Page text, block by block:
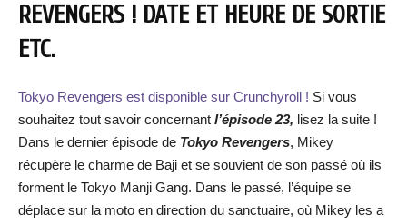
REVENGERS ! DATE ET HEURE DE SORTIE
ETC.
Tokyo Revengers est disponible sur Crunchyroll ! Si vous
souhaitez tout savoir concernant l’épisode 23, lisez la suite !
Dans le dernier épisode de Tokyo Revengers, Mikey
récupère le charme de Baji et se souvient de son passé où ils
forment le Tokyo Manji Gang. Dans le passé, l’équipe se
déplace sur la moto en direction du sanctuaire, où Mikey les a